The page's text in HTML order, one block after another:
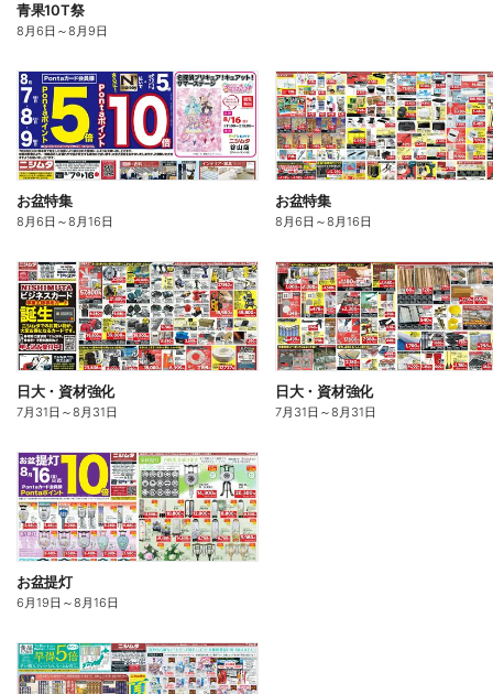
青果10T祭
8月6日 ～8月9日
お盆特集
8月6日 ～8月16日
お盆特集
8月6日 ～8月16日
日大・資材強化
7月31日 ～8月31日
日大・資材強化
7月31日 ～8月31日
お盆提灯
6月19日 ～8月16日